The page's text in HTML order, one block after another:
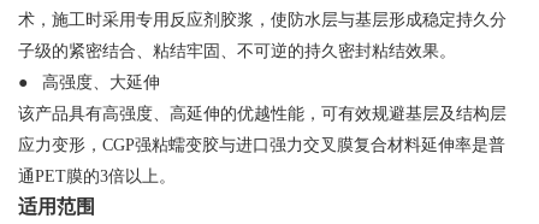
术，施工时采用专用反应剂胶浆，使防水层与基层形成稳定持久分
子级的紧密结合、粘结牢固、不可逆的持久密封粘结效果。
● 高强度、大延伸
该产品具有高强度、高延伸的优越性能，可有效规避基层及结构层
应力变形，CGP强粘蠕变胶与进口强力交叉膜复合材料延伸率是普
通PET膜的3倍以上。
适用范围